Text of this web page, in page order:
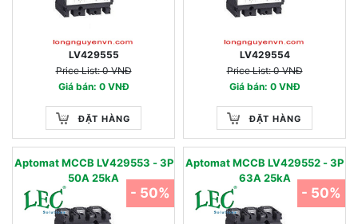
LV429555
Price List: 0 VNĐ
Giá bán: 0 VNĐ
ĐẶT HÀNG
LV429554
Price List: 0 VNĐ
Giá bán: 0 VNĐ
ĐẶT HÀNG
Aptomat MCCB LV429553 - 3P
50A 25kA
- 50%
Aptomat MCCB LV429552 - 3P
63A 25kA
- 50%